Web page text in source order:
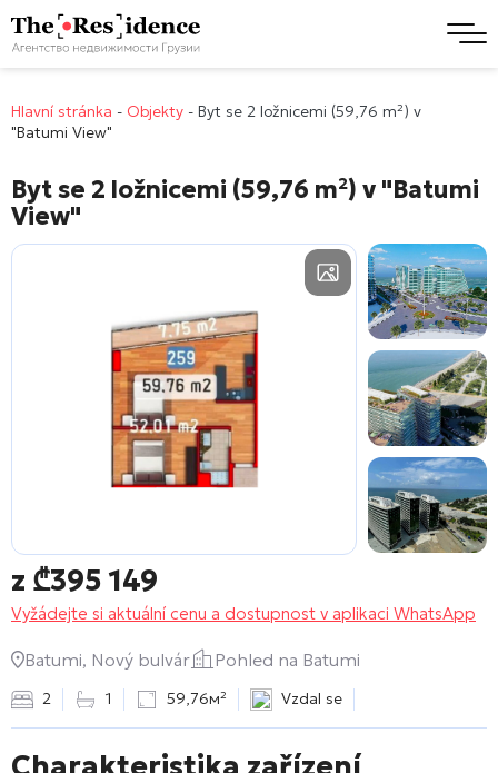
Hlavní stránka - Objekty - Byt se 2 ložnicemi (59,76 m²) v
"Batumi View"
Byt se 2 ložnicemi (59,76 m²) v "Batumi
View"
z ₾395 149
Vyžádejte si aktuální cenu a dostupnost v aplikaci WhatsApp
Batumi, Nový bulvár Pohled na Batumi
2 1 59,76м² Vzdal se